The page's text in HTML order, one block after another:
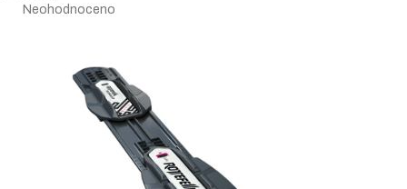
Průměrné
Neohodnoceno